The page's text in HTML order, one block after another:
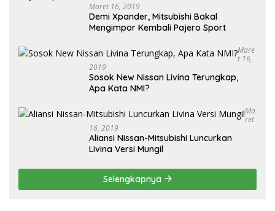
Maret 16, 2019
Demi Xpander, Mitsubishi Bakal
Mengimpor Kembali Pajero Sport
Mare
T 16,
2019
Sosok New Nissan Livina Terungkap,
Apa Kata NMI?
Ma
Ret
16, 2019
Aliansi Nissan-Mitsubishi Luncurkan
Livina Versi Mungil
Selengkapnya